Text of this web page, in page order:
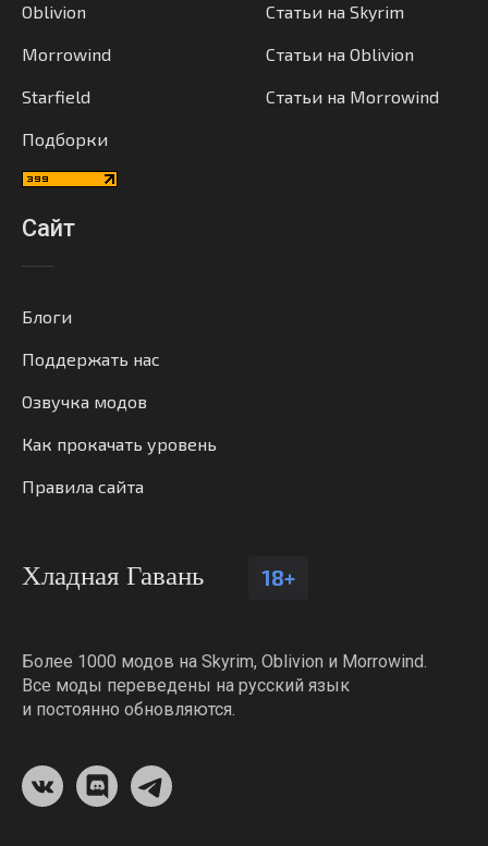
Oblivion
Morrowind
Starfield
Подборки
Статьи на Skyrim
Статьи на Oblivion
Статьи на Morrowind
Сайт
Блоги
Поддержать нас
Озвучка модов
Как прокачать уровень
Правила сайта
Хладная Гавань 18+
Более 1000 модов на Skyrim, Oblivion и Morrowind.
Все моды переведены на русский язык
и постоянно обновляются.